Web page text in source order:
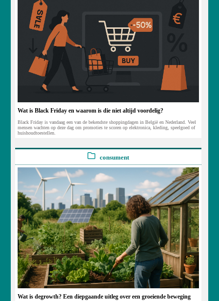
Wat is Black Friday en waarom is die niet altijd voordelig?
Black Friday is vandaag een van de bekendste shoppingdagen in België en Nederland. Veel
mensen wachten op deze dag om promoties te scoren op elektronica, kleding, speelgoed of
huishoudtoestellen.
consument
Wat is degrowth? Een diepgaande uitleg over een groeiende beweging